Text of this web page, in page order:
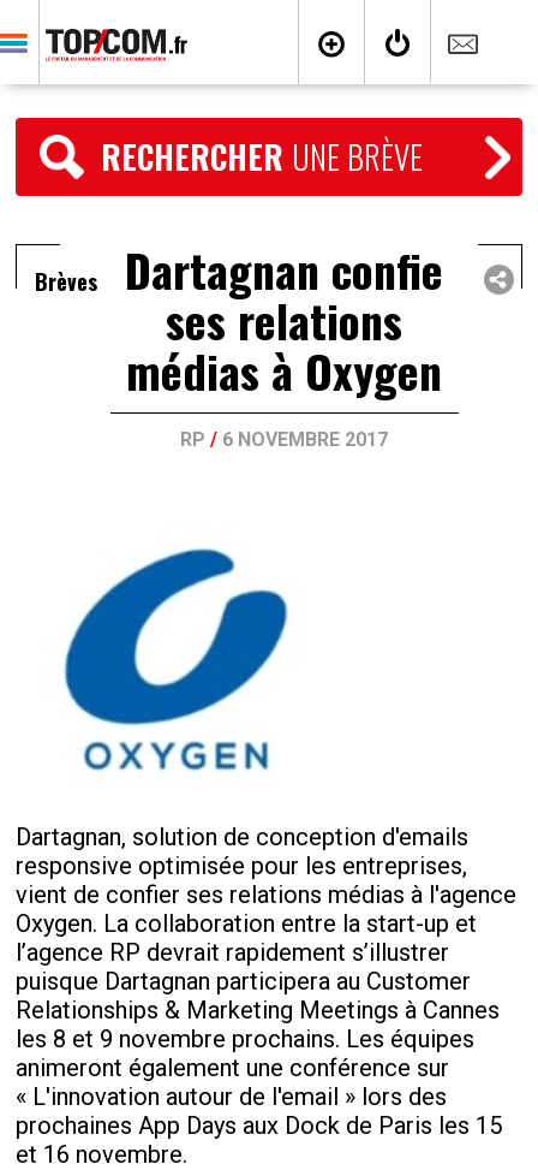
RECHERCHER UNE BRÈVE
Brèves Dartagnan confie
ses relations
médias à Oxygen
RP / 6 NOVEMBRE 2017
Dartagnan, solution de conception d'emails
responsive optimisée pour les entreprises,
vient de confier ses relations médias à l'agence
Oxygen. La collaboration entre la start-up et
l’agence RP devrait rapidement s’illustrer
puisque Dartagnan participera au Customer
Relationships & Marketing Meetings à Cannes
les 8 et 9 novembre prochains. Les équipes
animeront également une conférence sur
« L'innovation autour de l'email » lors des
prochaines App Days aux Dock de Paris les 15
et 16 novembre.